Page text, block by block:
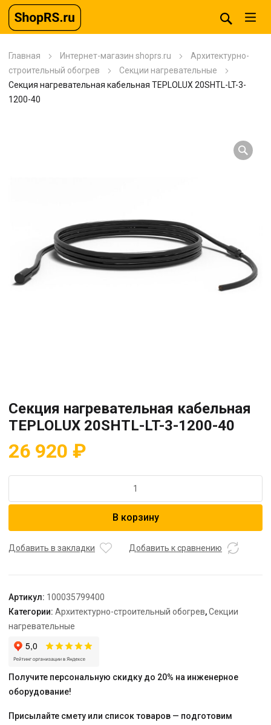
Главная Интернет-магазин shoprs.ru
Архитектурно-
строительный обогрев
Секции нагревательные
Секция нагревательная кабельная TEPLOLUX 20SHTL-LT-3-
1200-40
Секция нагревательная кабельная
TEPLOLUX 20SHTL-LT-3-1200-40
26 920 ₽
Секция
TEPLOLUX
1200-
40
В корзину
Добавить в закладки Добавить к сравнению
Артикул: 100035799400
Категории: Архитектурно-строительный обогрев,Секции
нагревательные
Получите персональную скидку до 20% на инженерное
оборудование!
Присылайте смету или список товаров — подготовим